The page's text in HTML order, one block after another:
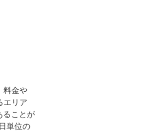
料金や
エリア
ることが
単位の